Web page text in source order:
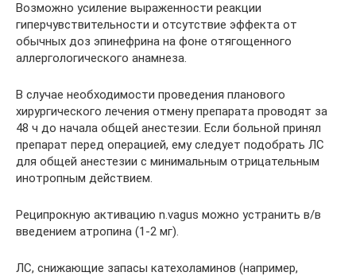
Возможно усиление выраженности реакции
гиперчувствительности и отсутствие эффекта от
обычных доз эпинефрина на фоне отягощенного
аллергологического анамнеза.
В случае необходимости проведения планового
хирургического лечения отмену препарата проводят за
48 ч до начала общей анестезии. Если больной принял
препарат перед операцией, ему следует подобрать ЛС
для общей анестезии с минимальным отрицательным
инотропным действием.
Реципрокную активацию n.vagus можно устранить в/в
введением атропина (1-2 мг).
ЛС, снижающие запасы катехоламинов (например,